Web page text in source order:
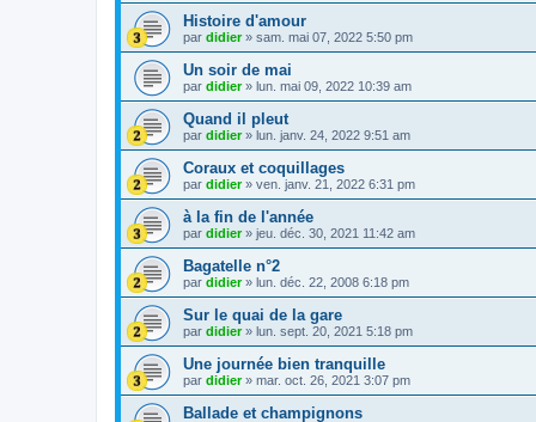
Histoire d'amour
par didier» sam. mai 07, 2022 5:50 pm
Un soir de mai
par didier» lun. mai 09, 2022 10:39 am
Quand il pleut
par didier» lun. janv. 24, 2022 9:51 am
Coraux et coquillages
par didier» ven. janv. 21, 2022 6:31 pm
à la fin de l'année
par didier» jeu. déc. 30, 2021 11:42 am
Bagatelle n°2
par didier» lun. déc. 22, 2008 6:18 pm
Sur le quai de la gare
par didier» lun. sept. 20, 2021 5:18 pm
Une journée bien tranquille
par didier» mar. oct. 26, 2021 3:07 pm
Ballade et champignons